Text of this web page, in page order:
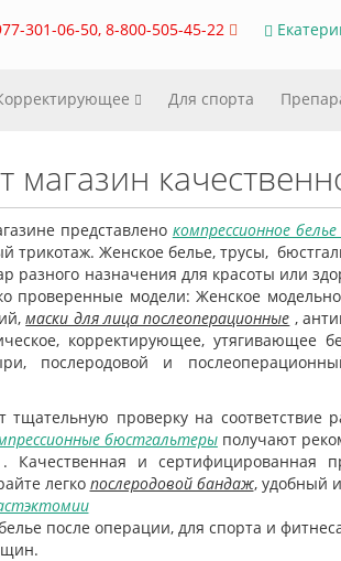
301-06-50, 8-800-505-45-22
Для спорта
магазин
представлено компрессионное
трикотаж. Женское белье, трусы,
разного назначения для красоты или
проверенные модели: Женское
маски для лица послеоперационные ,
корректирующее,
послеродовой и
тщательную проверку на соответствие
бюстгальтерыполучают
Качественная и
легко послеродовой бандаж, удобный
после операции, для спорта и